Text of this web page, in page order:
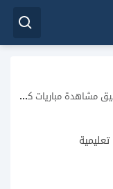
كأس العالم مجانا بدون تقطيع بث مباشر